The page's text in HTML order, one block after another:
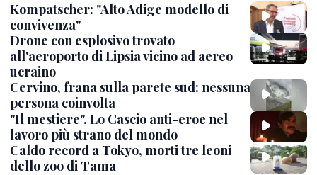
Kompatscher: "Alto Adige modello di
convivenza"
Drone con esplosivo trovato
all'aeroporto di Lipsia vicino ad aereo
ucraino
Cervino, frana sulla parete sud: nessuna
persona coinvolta
"Il mestiere", Lo Cascio anti-eroe nel
lavoro più strano del mondo
Caldo record a Tokyo, morti tre leoni
dello zoo di Tama